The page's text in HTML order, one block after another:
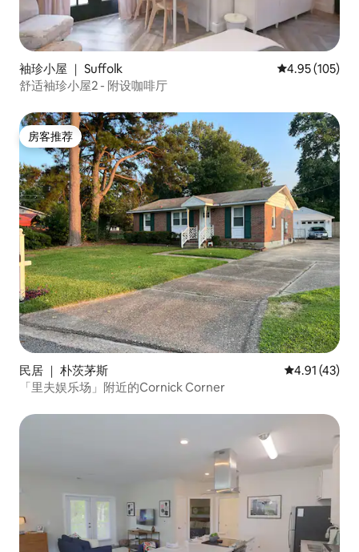
袖珍小屋 ｜ Suffolk 平均评分 4.95
4.95 (105)
舒适袖珍小屋2 - 附设咖啡厅
房客推荐
房客推荐
民居 ｜ 朴茨茅斯 平均评分
4.91 (43)
「里夫娱乐场」附近的Cornick Corner